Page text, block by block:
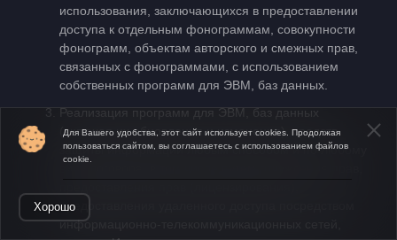
использования, заключающихся в предоставлении
доступа к отдельным фонограммам, совокупности
фонограмм, объектам авторского и смежных прав,
связанных с фонограммами, с использованием
собственных программ для ЭВМ, баз данных.
Реализация программ для ЭВМ, баз данных
(включая их обновления и изменения), средств
защиты информации любым способом и по любому
предоставления удаленного доступа посредством
информационно-телекоммуникационных сетей,
Для Вашего удобства, этот сайт использует cookies. Продолжая
пользоваться сайтом, вы соглашаетесь с использованием файлов
cookie.
Хорошо